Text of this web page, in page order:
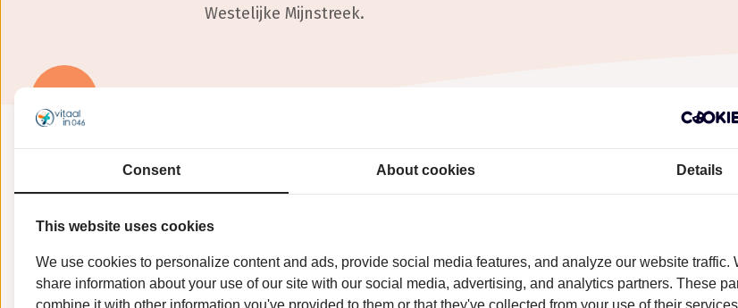
Westelijke Mijnstreek.
De training is gratis en bedoeld voor iedereen vanaf 55 jaar.
februari. Vol is vol.
E marjon.schmeetz@knooppuntinformelezorg.nl.
Consent About cookies Details
This website uses cookies
We use cookies to personalize content and ads, provide social media features, and analyze our website traffic.
share information about your use of our site with our social media, advertising, and analytics partners. These
combine it with other information you've provided to them or that they've collected from your use of their